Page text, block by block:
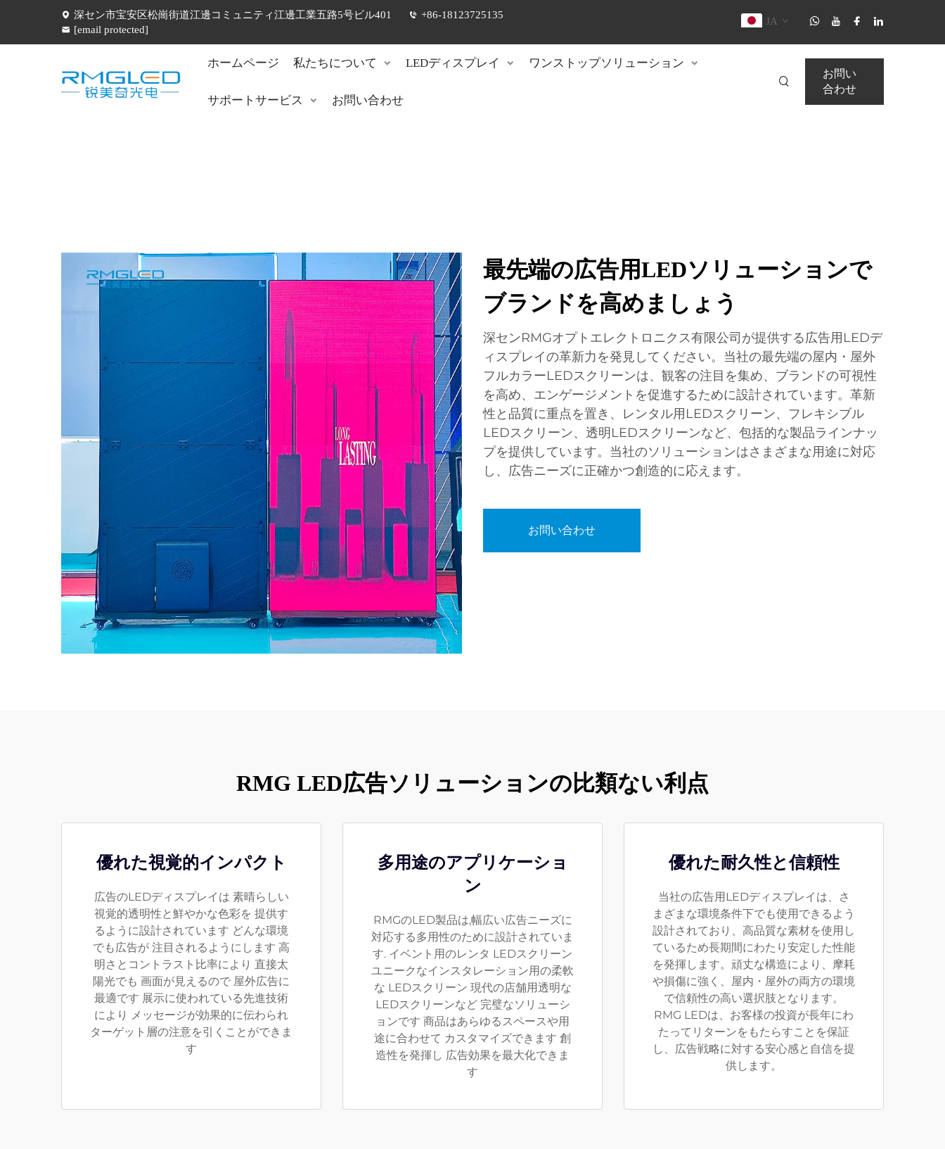
深セン市宝安区松崗街道江邊コミュニティ江邊工業五路5号ビル401
+86-18123725135
[email protected]
JA
ホームページ 私たちについて LEDディスプレイ ワンストップソリューション
サポートサービス お問い合わせ
お問い
合わせ
最先端の広告用LEDソリューションで
ブランドを高めましょう
深センRMGオプトエレクトロニクス有限公司が提供する広告用LEDデ
ィスプレイの革新力を発見してください。当社の最先端の屋内・屋外
フルカラーLEDスクリーンは、観客の注目を集め、ブランドの可視性
を高め、エンゲージメントを促進するために設計されています。革新
性と品質に重点を置き、レンタル用LEDスクリーン、フレキシブル
LEDスクリーン、透明LEDスクリーンなど、包括的な製品ラインナッ
プを提供しています。当社のソリューションはさまざまな用途に対応
し、広告ニーズに正確かつ創造的に応えます。
お問い合わせ
RMG LED広告ソリューションの比類ない利点
優れた視覚的インパクト
広告のLEDディスプレイは 素晴らしい
視覚的透明性と鮮やかな色彩を 提供す
るように設計されています どんな環境
でも広告が 注目されるようにします 高
明さとコントラスト比率により 直接太
陽光でも 画面が見えるので 屋外広告に
最適です 展示に使われている先進技術
により メッセージが効果的に伝わられ
ターゲット層の注意を引くことができま
す
多用途のアプリケーショ
ン
RMGのLED製品は,幅広い広告ニーズに
対応する多用性のために設計されていま
す. イベント用のレンタ LEDスクリーン
ユニークなインスタレーション用の柔軟
な LEDスクリーン 現代の店舗用透明な
LEDスクリーンなど 完璧なソリューシ
ョンです 商品はあらゆるスペースや用
途に合わせて カスタマイズできます 創
造性を発揮し 広告効果を最大化できま
す
優れた耐久性と信頼性
当社の広告用LEDディスプレイは、さ
まざまな環境条件下でも使用できるよう
設計されており、高品質な素材を使用し
ているため長期間にわたり安定した性能
を発揮します。頑丈な構造により、摩耗
や損傷に強く、屋内・屋外の両方の環境
で信頼性の高い選択肢となります。
RMG LEDは、お客様の投資が長年にわ
たってリターンをもたらすことを保証
し、広告戦略に対する安心感と自信を提
供します。